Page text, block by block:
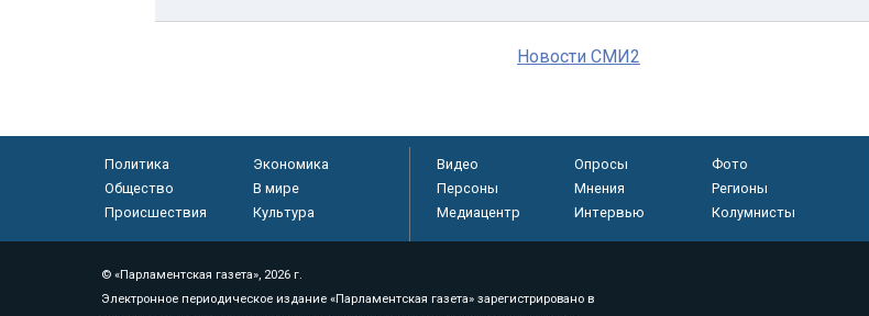
Новости СМИ2
Политика
Экономика
Общество
В мире
Происшествия
Культура
Видео Опросы
Фото
Персоны
Мнения
Регионы
Медиацентр
Интервью Колумнисты
© «Парламентская газета», 2026 г.
Электронное периодическое издание «Парламентская газета» зарегистрировано в